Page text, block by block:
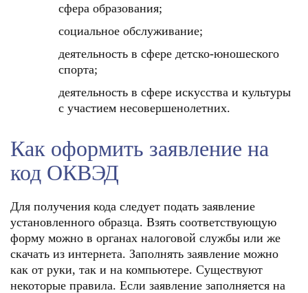
сфера образования;
социальное обслуживание;
деятельность в сфере детско-юношеского
спорта;
деятельность в сфере искусства и культуры
c участием несовершенолетних.
Как оформить заявление на
код ОКВЭД
Для получения кода следует подать заявление
установленного образца. Взять соответствующую
форму можно в органах налоговой службы или же
скачать из интернета. Заполнять заявление можно
как от руки, так и на компьютере. Существуют
некоторые правила. Если заявление заполняется на